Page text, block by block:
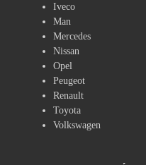
Iveco
Man
Mercedes
Nissan
Opel
Peugeot
Renault
Toyota
Volkswagen